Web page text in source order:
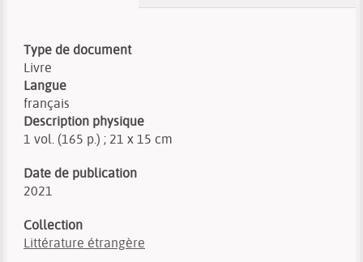
Type de document
Livre
Langue
français
Description physique
1 vol. (165 p.) ; 21 x 15 cm
Date de publication
2021
Collection
Littérature étrangère